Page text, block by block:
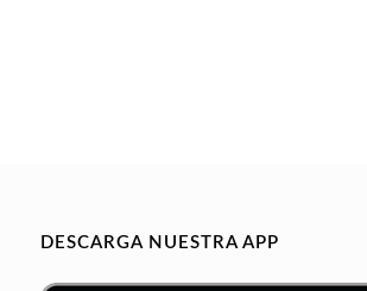
DESCARGA NUESTRA APP